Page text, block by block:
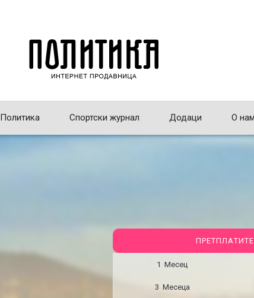
Политика Спортски журнал Додаци О
1 Месец
3 Месецa